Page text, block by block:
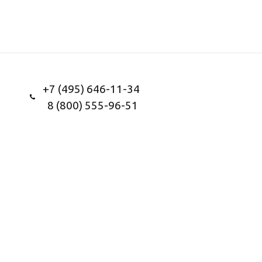
+7 (495) 646-11-34
8 (800) 555-96-51